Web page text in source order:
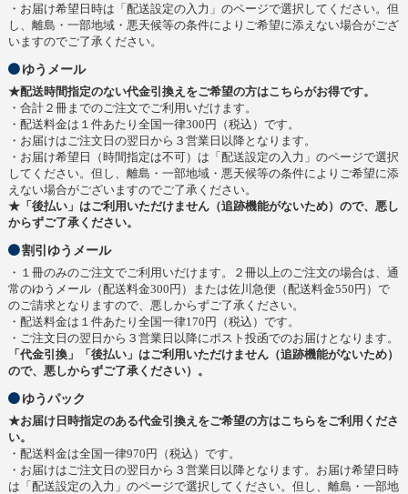
・お届け希望日時は「配送設定の入力」のページで選択してください。但
し、離島・一部地域・悪天候等の条件によりご希望に添えない場合がござ
いますのでご了承ください。
ゆうメール
★配送時間指定のない代金引換えをご希望の方はこちらがお得です。
・合計２冊までのご注文でご利用いだけます。
・配送料金は１件あたり全国一律300円（税込）です。
・お届けはご注文日の翌日から３営業日以降となります。
・お届け希望日（時間指定は不可）は「配送設定の入力」のページで選択
してください。但し、離島・一部地域・悪天候等の条件によりご希望に添
えない場合がございますのでご了承ください。
★「後払い」はご利用いただけません（追跡機能がないため）ので、悪し
からずご了承ください。
割引ゆうメール
・１冊のみのご注文でご利用いだけます。２冊以上のご注文の場合は、通
常のゆうメール（配送料金300円）または佐川急便（配送料金550円）で
のご請求となりますので、悪しからずご了承ください。
・配送料金は１件あたり全国一律170円（税込）です。
・ご注文日の翌日から３営業日以降にポスト投函でのお届けとなります。
「代金引換」「後払い」はご利用いただけません（追跡機能がないため）
ので、悪しからずご了承ください）。
ゆうパック
★お届け日時指定のある代金引換えをご希望の方はこちらをご利用くださ
い。
・配送料金は全国一律970円（税込）です。
・お届けはご注文日の翌日から３営業日以降となります。お届け希望日時
は「配送設定の入力」のページで選択してください。但し、離島・一部地